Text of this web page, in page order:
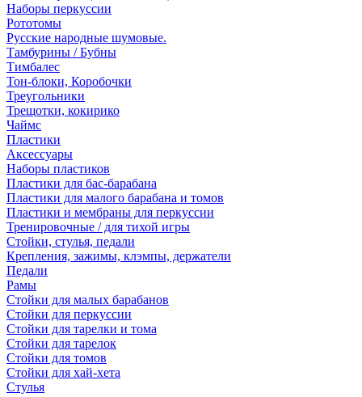
Наборы перкуссии
Рототомы
Русские народные шумовые.
Тамбурины / Бубны
Тимбалес
Тон-блоки, Коробочки
Треугольники
Трещотки, кокирико
Чаймс
Пластики
Аксессуары
Наборы пластиков
Пластики для бас-барабана
Пластики для малого барабана и томов
Пластики и мембраны для перкуссии
Тренировочные / для тихой игры
Стойки, стулья, педали
Крепления, зажимы, клэмпы, держатели
Педали
Рамы
Стойки для малых барабанов
Стойки для перкуссии
Стойки для тарелки и тома
Стойки для тарелок
Стойки для томов
Стойки для хай-хета
Стулья